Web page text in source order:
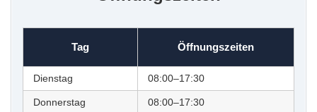
Tag Öffnungszeiten
Dienstag 08:00–17:30
Donnerstag 08:00–17:30